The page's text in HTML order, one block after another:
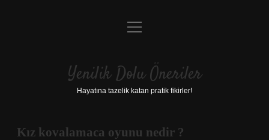
Anasayfa
Yasal Uyarı
menüyü
Yenilik Dolu Öneriler
Hayatına tazelik katan pratik fikirler!
Kız kovalamaca oyunu nedir ?